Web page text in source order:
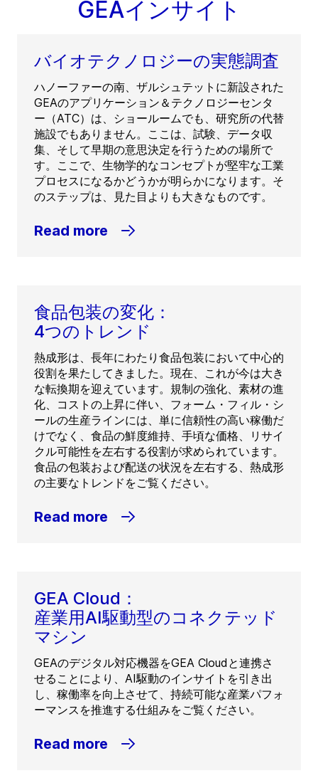
GEAインサイト
バイオテクノロジーの実態調査
ハノーファーの南、ザルシュテットに新設された
GEAのアプリケーション＆テクノロジーセンタ
ー（ATC）は、ショールームでも、研究所の代替
施設でもありません。ここは、試験、データ収
集、そして早期の意思決定を行うための場所で
す。ここで、生物学的なコンセプトが堅牢な工業
プロセスになるかどうかが明らかになります。そ
のステップは、見た目よりも大きなものです。
Read more
食品包装の変化：
4つのトレンド
熱成形は、長年にわたり食品包装において中心的
役割を果たしてきました。現在、これが今は大き
な転換期を迎えています。規制の強化、素材の進
化、コストの上昇に伴い、フォーム・フィル・シ
ールの生産ラインには、単に信頼性の高い稼働だ
けでなく、食品の鮮度維持、手頃な価格、リサイ
クル可能性を左右する役割が求められています。
食品の包装および配送の状況を左右する、熱成形
の主要なトレンドをご覧ください。
Read more
GEA Cloud：
産業用AI駆動型のコネクテッド
マシン
GEAのデジタル対応機器をGEA Cloudと連携さ
せることにより、AI駆動のインサイトを引き出
し、稼働率を向上させて、持続可能な産業パフォ
ーマンスを推進する仕組みをご覧ください。
Read more